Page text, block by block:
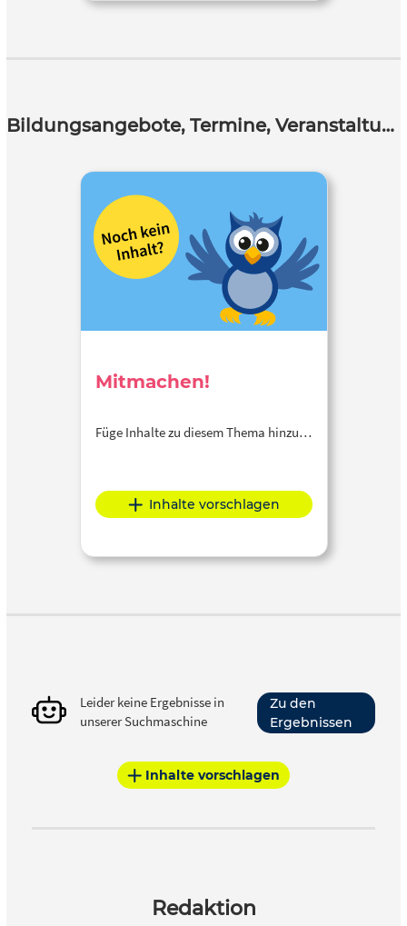
Bildungsangebote, Termine, Veranstaltungen
Mitmachen!
Füge Inhalte zu diesem Thema hinzu…
Inhalte vorschlagen
Leider keine Ergebnisse in
unserer Suchmaschine
Zu den
Ergebnissen
Inhalte vorschlagen
Redaktion